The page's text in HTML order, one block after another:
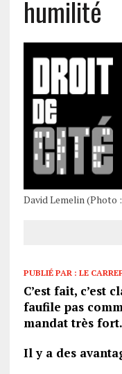
humilité
David Lemelin (Photo
PUBLIÉ PAR : LE
C’est fait, c’est
faufile pas
mandat très fort.
Il y a des